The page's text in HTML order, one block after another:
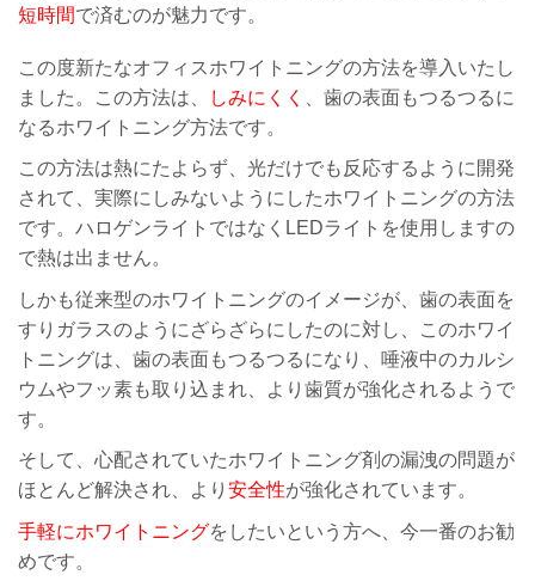
短時間で済むのが魅力です。
この度新たなオフィスホワイトニングの方法を導入いたし
ました。この方法は、
しみにくく
、歯の表面もつるつるに
なるホワイトニング方法です。
この方法は熱にたよらず、光だけでも反応するように開発
されて、実際にしみないようにしたホワイトニングの方法
です。ハロゲンライトではなくLEDライトを使用しますの
で熱は出ません。
しかも従来型のホワイトニングのイメージが、歯の表面を
すりガラスのようにざらざらにしたのに対し、このホワイ
トニングは、歯の表面もつるつるになり、唾液中のカルシ
ウムやフッ素も取り込まれ、より歯質が強化されるようで
す。
そして、心配されていたホワイトニング剤の漏洩の問題が
ほとんど解決され、より 安全性が強化されています。
手軽にホワイトニングをしたいという方へ、今一番のお勧
めです。